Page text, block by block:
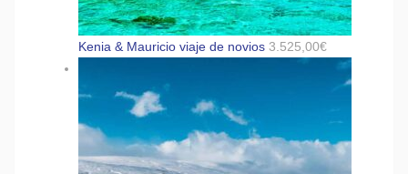
Kenia & Mauricio viaje de novios 3.525,00€